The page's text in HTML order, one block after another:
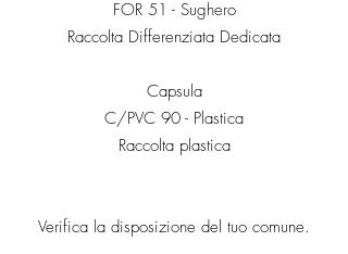
FOR 51 - Sughero
Raccolta Differenziata Dedicata
Capsula
C/PVC 90 - Plastica
Raccolta plastica
Verifica la disposizione del tuo comune.